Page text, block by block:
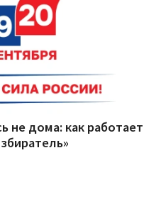
не дома: как работает